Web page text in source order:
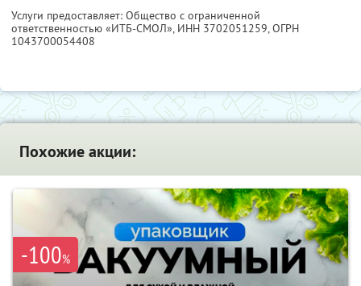
Услуги предоставляет: Общество с ограниченной
ответственностью «ИТБ-СМОЛ», ИНН 3702051259, ОГРН
1043700054408
Похожие акции:
-100%